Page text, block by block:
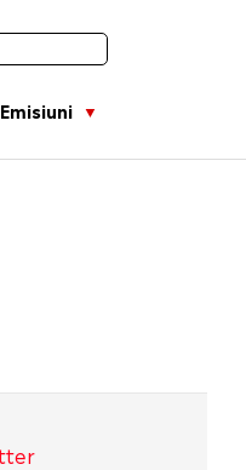
Emisiuni